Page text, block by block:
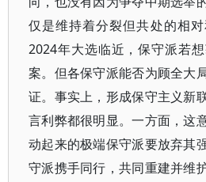
仅是维持着分裂但共处的相
2024年大选临近，保守派若
案。但各保守派能否为顾全大
证。事实上，形成保守主义新
言利弊都很明显。一方面，这
动起来的极端保守派要放弃其
守派携手同行，共同重建并维